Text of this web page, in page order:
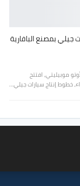
جيلي بمصنع البافارية
موبيليتي، افتتح
خطوط إنتاج سيارات جيلي…